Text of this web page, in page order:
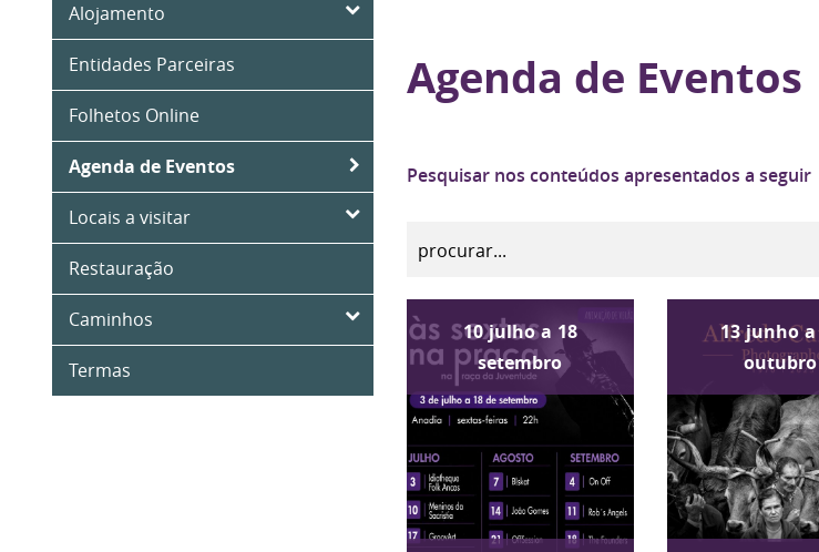
Alojamento
Entidades Parceiras
Folhetos Online
Agenda de Eventos
Locais a visitar
Restauração
Caminhos
Termas
Agenda de Eventos
Pesquisar nos conteúdos apresentados a seguir
10 julho a 18
setembro
13 junho a
outubro